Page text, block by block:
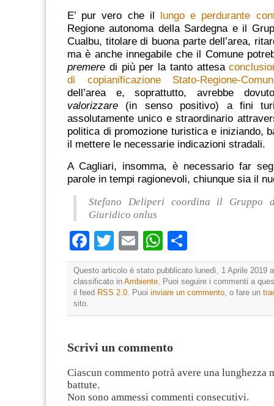
E’ pur vero che il lungo e perdurante
Regione autonoma della Sardegna e il
Cualbu, titolare di buona parte dell’area,
ma è anche innegabile che il Comune
premere di più per la tanto attesa
di copianificazione Stato-Regione-
dell’area e, soprattutto, avrebbe
valorizzare (in senso positivo) a fini
assolutamente unico e straordinario
politica di promozione turistica e iniziando,
il mettere le necessarie indicazioni stradali.
A Cagliari, insomma, è necessario far
parole in tempi ragionevoli, chiunque sia il
Stefano Deliperi coordina il Gruppo
Giuridico onlus
Facebook
Twitter
EmailWhatsApp
Questo articolo è stato pubblicato lunedì, 1 Aprile 2019
classificato in Ambiente . Puoi seguire i commenti a
il feed RSS 2.0 . Puoi inviare un commento , o fare un
sito.
Scrivi un commento
Ciascun commento potrà avere una lunghezza
battute.
Non sono ammessi commenti consecutivi.